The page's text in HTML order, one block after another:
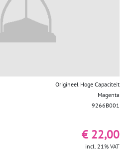
Origineel Hoge Capaciteit
Magenta
9266B001
€ 22,00
incl. 21% VAT